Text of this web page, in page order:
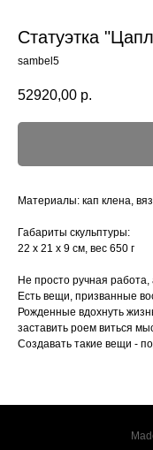
Статуэтка
sambel5
52920,00 р.
Материалы: кап клена,
Габариты скульптуры:
22 х 21 х 9 см, вес 650 г
Не просто ручная
Есть вещи, призванные
Рожденные вдохнуть
заставить роем виться
Создавать такие вещи -